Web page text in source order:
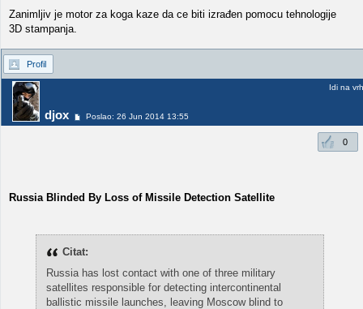
Zanimljiv je motor za koga kaze da ce biti izrađen pomocu tehnologije
3D stampanja.
Profil
djox Poslao: 26 Jun 2014 13:55
Idi na vrh
0
Russia Blinded By Loss of Missile Detection Satellite
Citat:
Russia has lost contact with one of three military
satellites responsible for detecting intercontinental
ballistic missile launches, leaving Moscow blind to